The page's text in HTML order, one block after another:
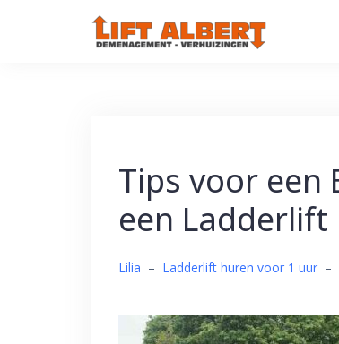
Tips voor een
een Ladderlift
Lilia – Ladderlift huren voor 1 uur –